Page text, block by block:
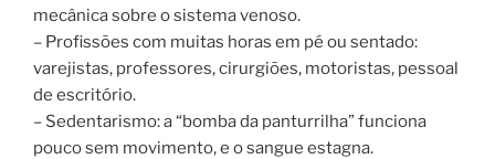
mecânica sobre o sistema venoso.
– Profissões com muitas horas em pé ou sentado:
varejistas, professores, cirurgiões, motoristas, pessoal
de escritório.
– Sedentarismo: a “bomba da panturrilha” funciona
pouco sem movimento, e o sangue estagna.